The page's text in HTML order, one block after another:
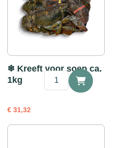
❄ Kreeft voor soep ca.
1kg
€ 31,32
Kreeft
1kg